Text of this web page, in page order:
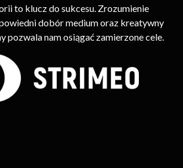
to klucz do sukcesu. Zrozumienie
dobór medium oraz kreatywny
pozwala nam osiągać zamierzone cele.